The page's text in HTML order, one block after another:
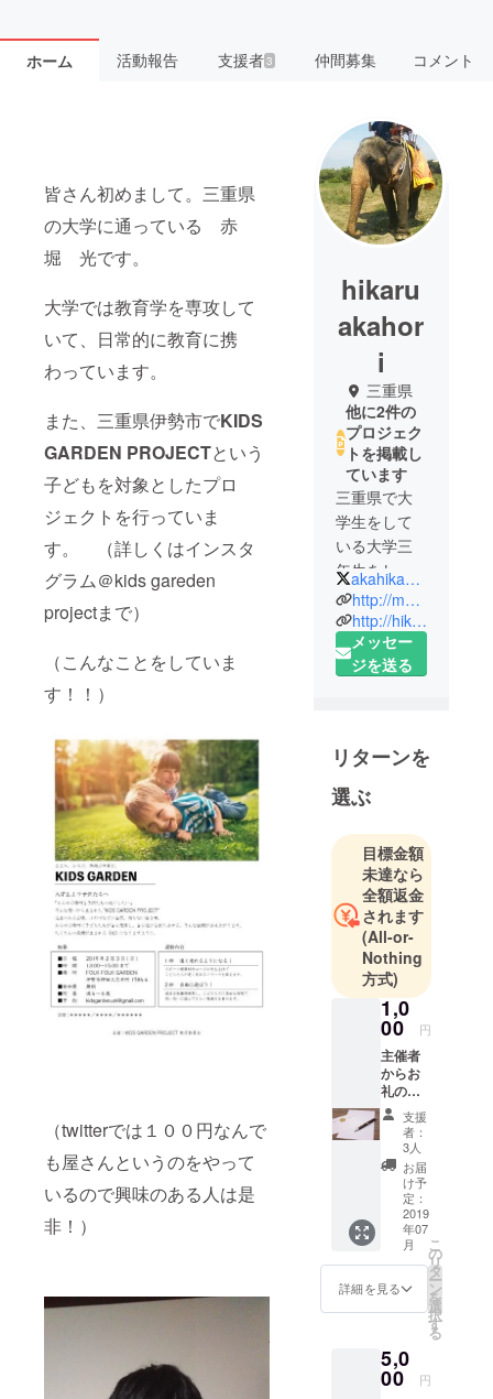
ホーム 活動報告 支援者3 仲間募集 コメント
皆さん初めまして。三重県
の大学に通っている 赤
堀 光です。
大学では教育学を専攻して
いて、日常的に教育に携
わっています。
また、三重県伊勢市でKIDS
GARDEN PROJECTという
子どもを対象としたプロ
ジェクトを行っていま
す。 （詳しくはインスタ
グラム＠kids gareden
projectまで）
（こんなことをしていま
す！！）
（twitterでは１００円なんで
も屋さんというのをやって
いるので興味のある人は是
非！）
hikaru
akahor
i
三重県
他に2件の
プロジェク
トを掲載し
ています
三重県で大
学生をして
いる大学三
年生をして
いる赤堀
光 （あか
ほり ひか
る）です！
す。
好きなこと
は海外に一
人旅をする
こと、人と
出会うこと
です。
月に一回は
国外問わず
一人旅をし
ています！
一人旅のい
い所は時間
に縛られる
音無く行動
できるこ
と、一人だ
からこそ沢
山の人と交
流できるこ
とかなって
思っていま
す!
タイ、韓
akahikaaaa
http://mobile.ntwitter.com/akahikaaaa
http://hikaru-akahori.hatenablog.com/
メッセー
ジを送る
リターンを
選ぶ
目標金額
未達なら
全額返金
されます
(All-or-
Nothing
方式)
1,0
00 円
主催者
からお
礼の
メッ
セージ
手紙or
メール
選択可
支援
者：
3人
お届
け予
定：
2019
年07
月
詳細を見る
こ
の
リ
タ
ー
ン
を
選
択
す
る
5,0
00 円